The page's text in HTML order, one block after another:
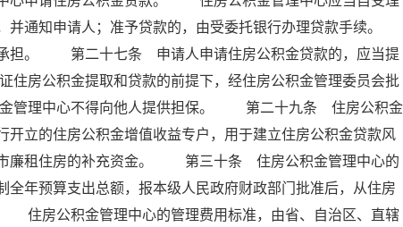
通知申请人；准予贷款的，由受委托银行办理贷款手续。
担。 第二十七条 申请人申请住房公积金贷款的，应当提
公积金提取和贷款的前提下，经住房公积金管理委员会批
管理中心不得向他人提供担保。 第二十九条 住房公积金
立的住房公积金增值收益专户，用于建立住房公积金贷款风
市廉租住房的补充资金。 第三十条 住房公积金管理中心的
年预算支出总额，报本级人民政府财政部门批准后，从住房
住房公积金管理中心的管理费用标准，由省、自治区、直辖